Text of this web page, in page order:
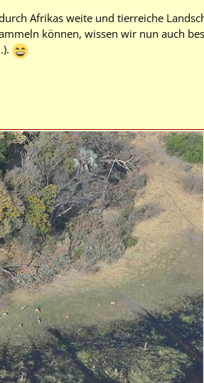
Afrikas weite und tierreiche
können, wissen wir nun auch